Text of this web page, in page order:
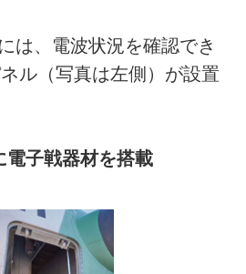
は、電波状況を確認でき
ル（写真は左側）が設置
電子戦器材を搭載